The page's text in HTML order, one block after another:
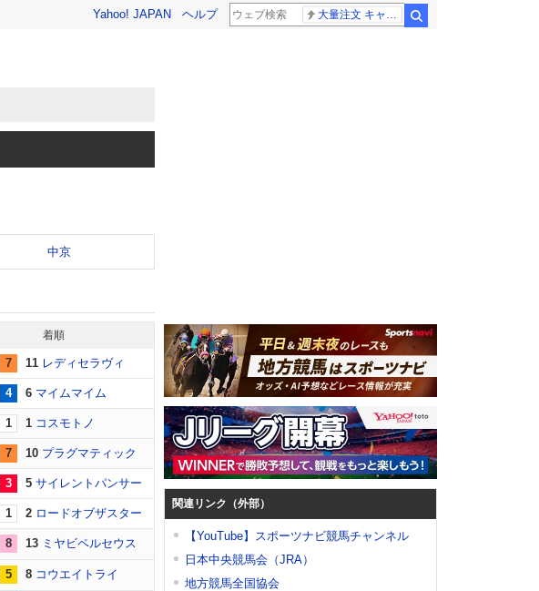
Yahoo! JAPAN ヘルプ
中京
着順
7 11 レディセラヴィ
4 6 マイムマイム
1 1 コスモトノ
7 10 プラグマティック
3 5 サイレントパンサー
1 2 ロードオブザスター
8 13 ミヤビペルセウス
5 8 コウエイトライ
関連リンク（外部）
【YouTube】スポーツナビ競馬チャンネル
日本中央競馬会（JRA）
地方競馬全国協会